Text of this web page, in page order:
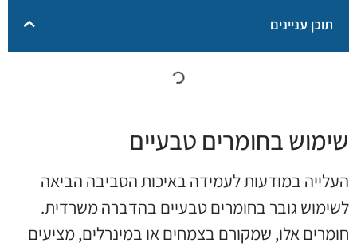
תוכן עניינים
שימוש בחומרים טבעיים
העלייה במודעות לעמידה באיכות הסביבה הביאה
לשימוש גובר בחומרים טבעיים בהדברה משרדית.
חומרים אלו, שמקורם בצמחים או במינרלים, מציעים